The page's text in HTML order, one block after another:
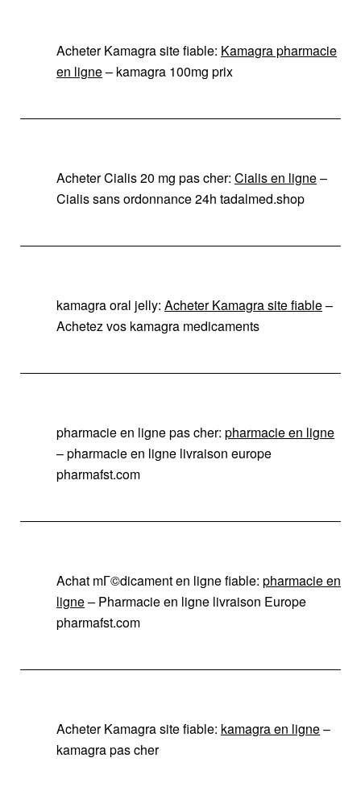
Acheter Kamagra site fiable: Kamagra pharmacie
en ligne– kamagra 100mg prix
Acheter Cialis 20 mg pas cher: Cialis en ligne–
Cialis sans ordonnance 24h tadalmed.shop
kamagra oral jelly: Acheter Kamagra site fiable–
Achetez vos kamagra medicaments
pharmacie en ligne pas cher: pharmacie en ligne
– pharmacie en ligne livraison europe
pharmafst.com
Achat mГ©dicament en ligne fiable: pharmacie en
ligne– Pharmacie en ligne livraison Europe
pharmafst.com
Acheter Kamagra site fiable: kamagra en ligne–
kamagra pas cher